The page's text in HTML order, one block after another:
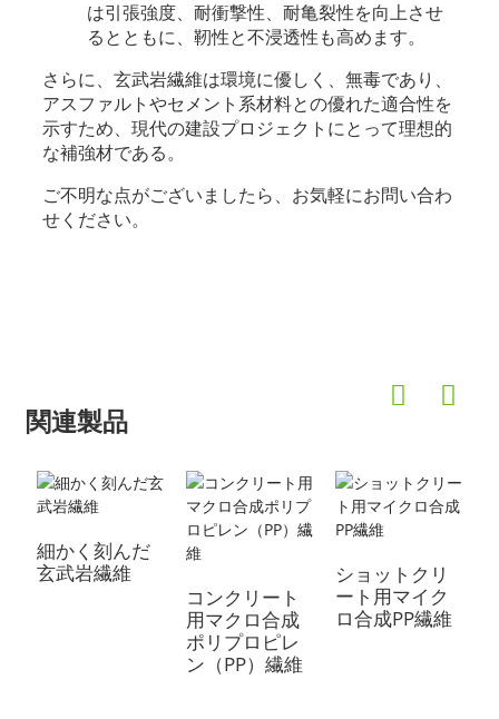
は引張強度、耐衝撃性、耐亀裂性を向上させ
るとともに、靭性と不浸透性も高めます。
さらに、玄武岩繊維は環境に優しく、無毒であり、
アスファルトやセメント系材料との優れた適合性を
示すため、現代の建設プロジェクトにとって理想的
な補強材である。
ご不明な点がございましたら、お気軽にお問い合わ
せください。
関連製品
細かく刻んだ
玄武岩繊維
コンクリート
用マクロ合成
ポリプロピレ
ン（PP）繊維
ショットクリ
ート用マイク
ロ合成PP繊維